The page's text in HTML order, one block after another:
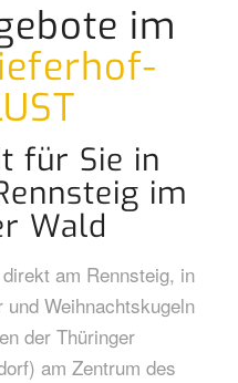
im
für Sie in
im
Wald
am Rennsteig, in
Weihnachtskugeln
der Thüringer
am Zentrum des